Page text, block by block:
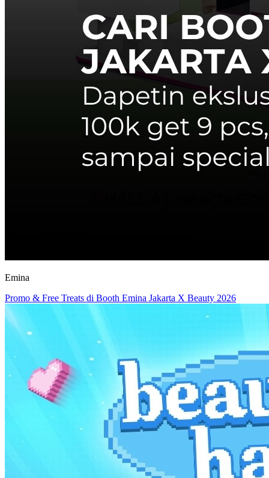
Emina
Promo & Free Treats di Booth Emina Jakarta X Beauty 2026